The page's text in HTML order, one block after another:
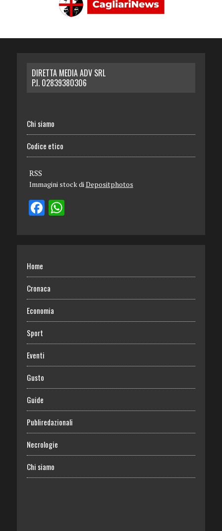
DIRETTA MEDIA ADV SRL
P.I. 02839380306
Chi siamo
Codice etico
RSS
Immagini stock diDepositphotos
Home
Cronaca
Economia
Sport
Eventi
Gusto
Guide
Publiredazionali
Necrologie
Chi siamo